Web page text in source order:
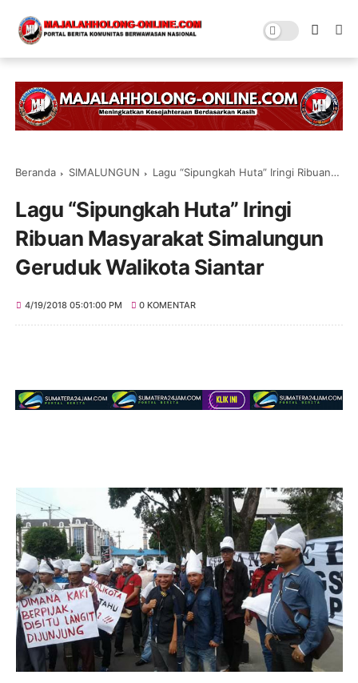
Beranda SIMALUNGUN Lagu “Sipungkah Huta” Iringi Ribuan Masyarakat Simalungun Geruduk Walikota Siantar
Lagu “Sipungkah Huta” Iringi
Ribuan Masyarakat Simalungun
Geruduk Walikota Siantar
4/19/2018 05:01:00 PM 0 KOMENTAR